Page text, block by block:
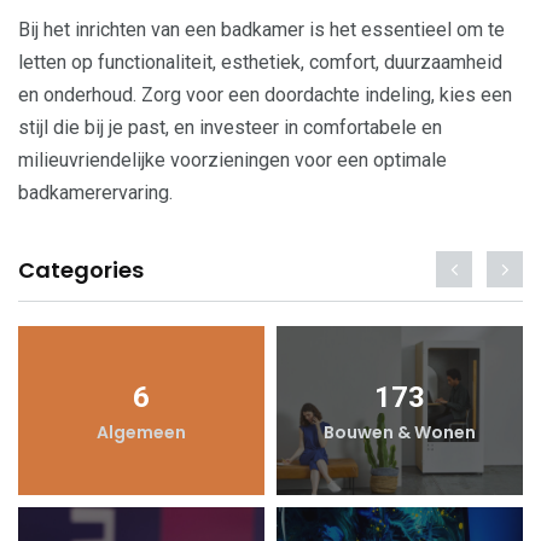
Bij het inrichten van een badkamer is het essentieel om te
letten op functionaliteit, esthetiek, comfort, duurzaamheid
en onderhoud. Zorg voor een doordachte indeling, kies een
stijl die bij je past, en investeer in comfortabele en
milieuvriendelijke voorzieningen voor een optimale
badkamerervaring.
Categories
6
Algemeen
173
Bouwen & Wonen